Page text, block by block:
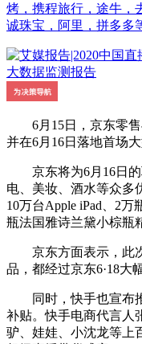
烤，携程旅行，途牛，
诚珠宝，阿里，拼多多
6月15日，京东零售
并在6月16日落地首场
京东将为6月16日的
电、美妆、酒水等众多
10万台Apple iPad、2
瓶法国雅诗兰黛小棕瓶
京东方面表示，此次
品，都经过京东6·18大
同时，快手也宣布推
补贴。快手电商代言人
驴、娃娃、小沈龙等上